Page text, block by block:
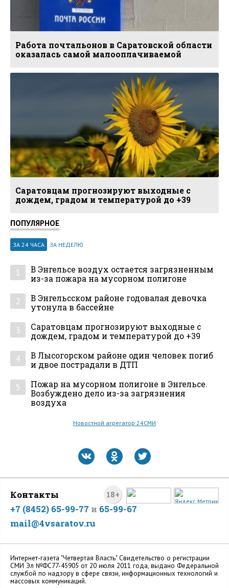
Работа почтальонов в Саратовской области
оказалась самой малооплачиваемой
Саратовцам прогнозируют выходные с
дождем, градом и температурой до +39
ПОПУЛЯРНОЕ
ЗА 24 ЧАСА ЗА НЕДЕЛЮ
1
В Энгельсе воздух остается загрязненным
из-за пожара на мусорном полигоне
2
В Энгельсском районе годовалая девочка
утонула в бассейне
3
Саратовцам прогнозируют выходные с
дождем, градом и температурой до +39
4
В Лысогорском районе один человек погиб
и двое пострадали в ДТП
5
Пожар на мусорном полигоне в Энгельсе.
Возбуждено дело из-за загрязнения
воздуха
Новостной агрегатор 24СМИ
18+
Контакты
+7 (8452) 65-99-77 и 65-99-67
mail@4vsaratov.ru
Интернет-газета "Четвертая Власть" Cвидетельство о регистрации
СМИ Эл №ФС77-45905 от 20 июля 2011 года, выдано Федеральной
службой по надзору в сфере связи, информационных технологий и
массовых коммуникаций.